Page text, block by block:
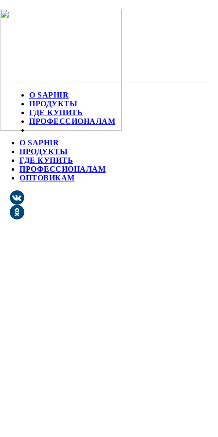
О SAPHIR
ПРОДУКТЫ
ГДЕ КУПИТЬ
ПРОФЕССИОНАЛАМ
ОПТОВИКАМ
О SAPHIR
ПРОДУКТЫ
ГДЕ КУПИТЬ
ПРОФЕССИОНАЛАМ